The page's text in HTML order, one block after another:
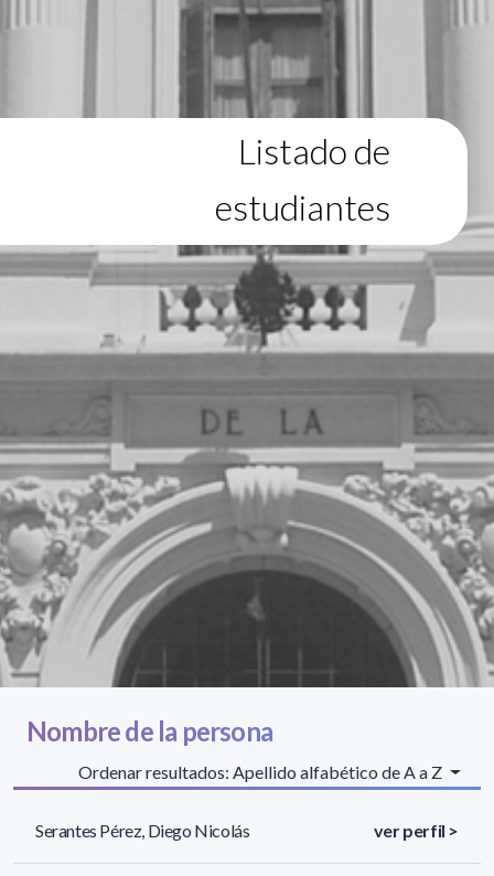
Listado de
estudiantes
Nombre de la persona
Ordenar resultados: Apellido alfabético de A a Z
Serantes Pérez, Diego Nicolás ver perfil >